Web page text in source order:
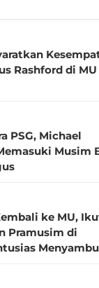
Rashford di MU
PSG, Michael
Musim
ke MU,
Pramusim di